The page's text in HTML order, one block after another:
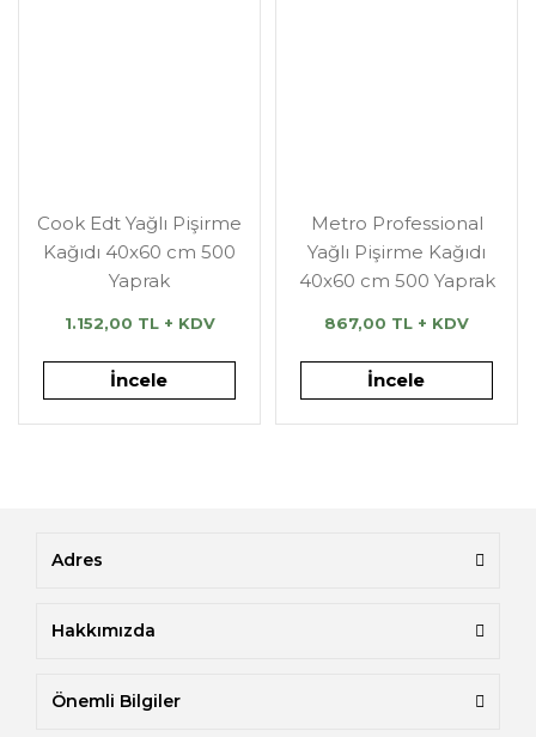
Cook Edt Yağlı Pişirme
Kağıdı 40x60 cm 500
Yaprak
1.152,00 TL + KDV
İncele
Metro Professional
Yağlı Pişirme Kağıdı
40x60 cm 500 Yaprak
867,00 TL + KDV
İncele
Adres
Hakkımızda
Önemli Bilgiler